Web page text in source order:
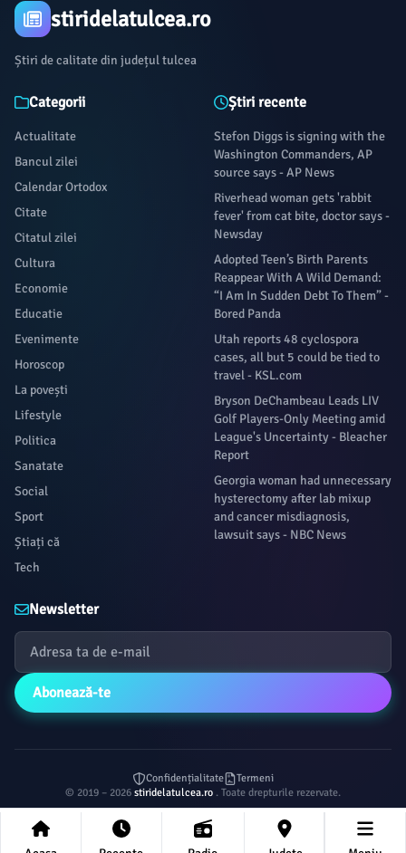
stiridelatulcea.ro
Știri de calitate din județul tulcea
Categorii
Actualitate
Bancul zilei
Calendar Ortodox
Citate
Citatul zilei
Cultura
Economie
Educatie
Evenimente
Horoscop
La povești
Lifestyle
Politica
Sanatate
Social
Sport
Știați că
Tech
Știri recente
Stefon Diggs is signing with the
Washington Commanders, AP
source says - AP News
Riverhead woman gets 'rabbit
fever' from cat bite, doctor says -
Newsday
Adopted Teen’s Birth Parents
Reappear With A Wild Demand:
“I Am In Sudden Debt To Them” -
Bored Panda
Utah reports 48 cyclospora
cases, all but 5 could be tied to
travel - KSL.com
Bryson DeChambeau Leads LIV
Golf Players-Only Meeting amid
League's Uncertainty - Bleacher
Report
Georgia woman had unnecessary
hysterectomy after lab mixup
and cancer misdiagnosis,
lawsuit says - NBC News
Newsletter
Abonează-te
Confidențialitate
Termeni
© 2019 – 2026 stiridelatulcea.ro . Toate drepturile rezervate.